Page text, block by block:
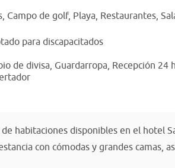
Campo de golf, Playa, Restaurantes,
para discapacitados
de divisa, Guardarropa, Recepción 24
habitaciones disponibles en el hotel
con cómodas y grandes camas,